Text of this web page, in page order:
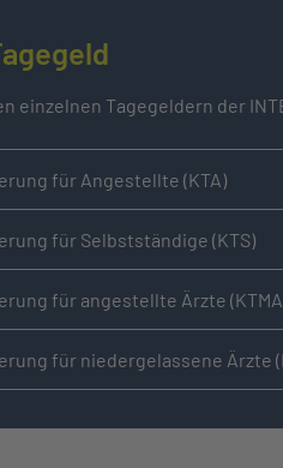
einzelnen Tagegeldern der
für Angestellte (KTA)
für Selbstständige (KTS)
für angestellte Ärzte
für niedergelassene Ärzte